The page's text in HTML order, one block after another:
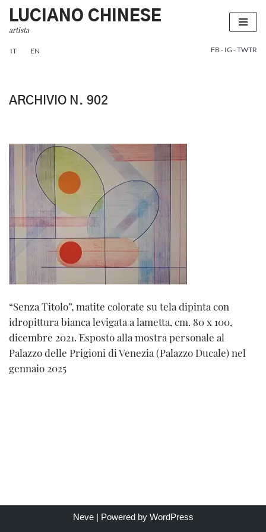
Vai
al
LUCIANO CHINESE
artista
IT EN FB - IG -TWTR
ARCHIVIO N. 902
“Senza Titolo”, matite colorate su tela dipinta con
idropittura bianca levigata a lametta, cm. 80 x 100,
dicembre 2021. Esposto alla mostra personale al
Palazzo delle Prigioni di Venezia (Palazzo Ducale) nel
gennaio 2025
Neve| Powered by WordPress